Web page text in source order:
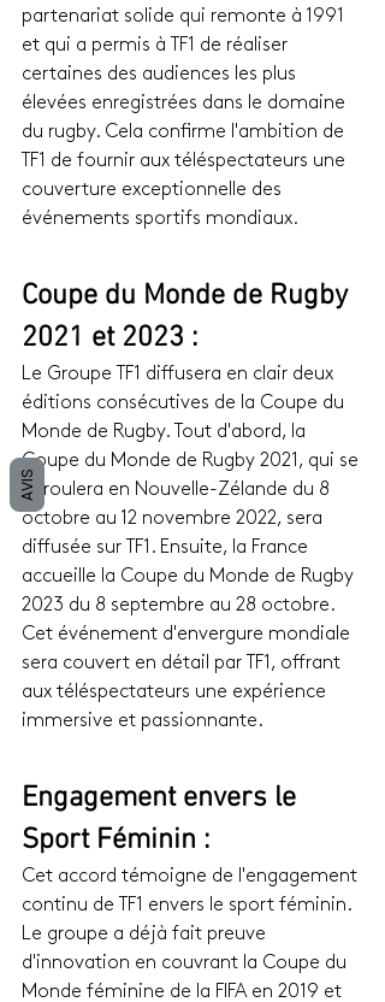
partenariat solide qui remonte à 1991
et qui a permis à TF1 de réaliser
certaines des audiences les plus
élevées enregistrées dans le domaine
du rugby. Cela confirme l'ambition de
TF1 de fournir aux téléspectateurs une
couverture exceptionnelle des
événements sportifs mondiaux.
Coupe du Monde de Rugby
2021 et 2023 :
Le Groupe TF1 diffusera en clair deux
éditions consécutives de la Coupe du
Monde de Rugby. Tout d'abord, la
Coupe du Monde de Rugby 2021, qui se
déroulera en Nouvelle-Zélande du 8
octobre au 12 novembre 2022, sera
diffusée sur TF1. Ensuite, la France
accueille la Coupe du Monde de Rugby
2023 du 8 septembre au 28 octobre.
Cet événement d'envergure mondiale
sera couvert en détail par TF1, offrant
aux téléspectateurs une expérience
immersive et passionnante.
Engagement envers le
Sport Féminin :
Cet accord témoigne de l'engagement
continu de TF1 envers le sport féminin.
Le groupe a déjà fait preuve
d'innovation en couvrant la Coupe du
Monde féminine de la FIFA en 2019 et
AVIS